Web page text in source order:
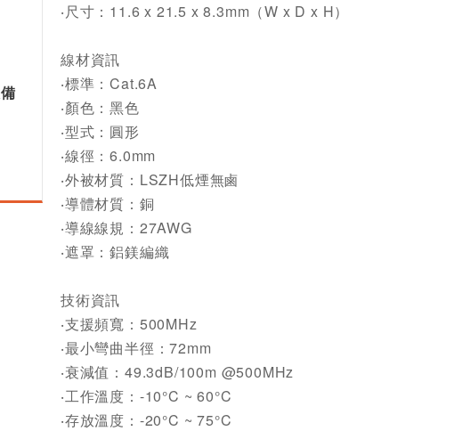
‧尺寸：11.6 x 21.5 x 8.3mm（W x D x H）
線材資訊
‧標準：Cat.6A
‧顏色：黑色
‧型式：圓形
‧線徑：6.0mm
‧外被材質：LSZH低煙無鹵
‧導體材質：銅
‧導線線規：27AWG
‧遮罩：鋁鎂編織
技術資訊
‧支援頻寬：500MHz
‧最小彎曲半徑：72mm
‧衰減值：49.3dB/100m @500MHz
‧工作溫度：-10°C ~ 60°C
‧存放溫度：-20°C ~ 75°C